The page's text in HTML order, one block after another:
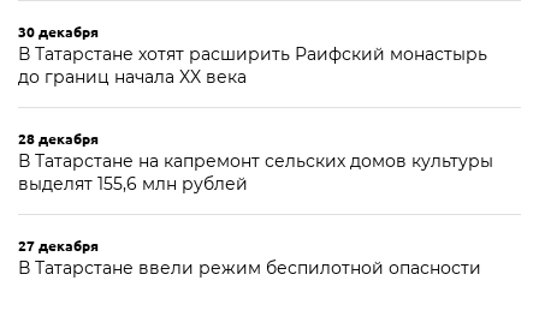
30 декабря
В Татарстане хотят расширить Раифский монастырь
до границ начала XX века
28 декабря
В Татарстане на капремонт сельских домов культуры
выделят 155,6 млн рублей
27 декабря
В Татарстане ввели режим беспилотной опасности